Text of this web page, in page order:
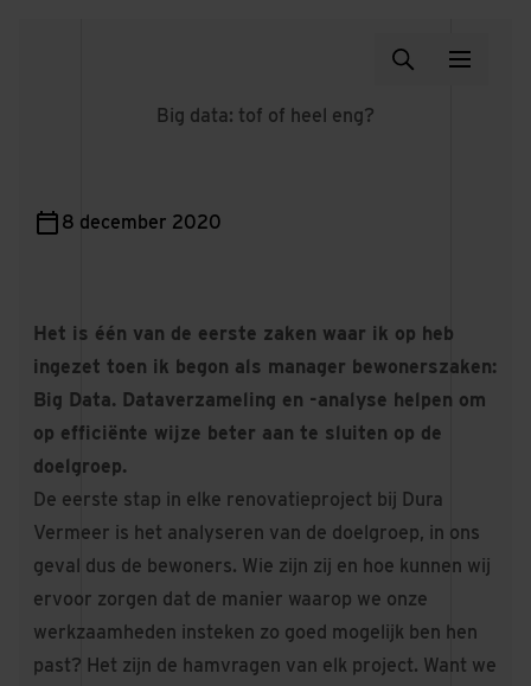
Big data: tof of heel eng?
8 december 2020
Het is één van de eerste zaken waar ik op heb
ingezet toen ik begon als manager bewonerszaken:
Big Data. Dataverzameling en -analyse helpen om
op efficiënte wijze beter aan te sluiten op de
doelgroep.
De eerste stap in elke renovatieproject bij Dura
Vermeer is het analyseren van de doelgroep, in ons
geval dus de bewoners. Wie zijn zij en hoe kunnen wij
ervoor zorgen dat de manier waarop we onze
werkzaamheden insteken zo goed mogelijk ben hen
past? Het zijn de hamvragen van elk project. Want we